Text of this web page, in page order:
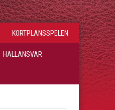
KORTPLANSSPELEN
HALLANSVAR